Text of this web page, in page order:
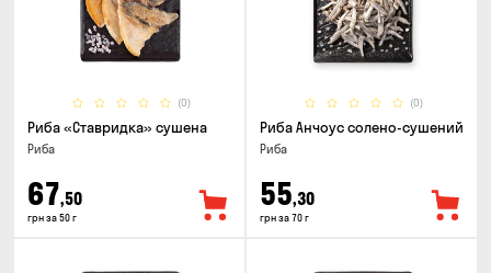
(0)
Риба «Ставридка» сушена
Риба
67,50
грн за 50 г
(0)
Риба Анчоус солено-сушений
Риба
55,30
грн за 70 г